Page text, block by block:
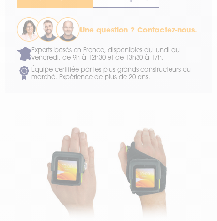
Une question ? Contactez-nous.
Experts basés en France, disponibles du lundi au
vendredi, de 9h à 12h30 et de 13h30 à 17h.
Équipe certifiée par les plus grands constructeurs du
marché. Expérience de plus de 20 ans.